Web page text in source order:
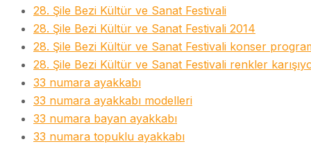
28. Şile Bezi Kültür ve Sanat Festivali
28. Şile Bezi Kültür ve Sanat Festivali 2014
28. Şile Bezi Kültür ve Sanat Festivali konser
28. Şile Bezi Kültür ve Sanat Festivali renkler
33 numara ayakkabı
33 numara ayakkabı modelleri
33 numara bayan ayakkabı
33 numara topuklu ayakkabı